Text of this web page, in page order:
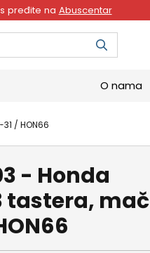
pređite na Abuscentar
O nama
/ HON66
- Honda
tastera, mač